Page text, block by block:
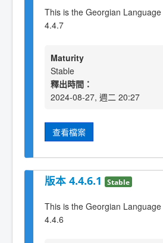
This is the Georgian
4.4.7
Maturity
Stable
釋出時間：
2024-08-27, 週二 20:27
查看檔案
版本 4.4.6.1 Stable
This is the Georgian
4.4.6